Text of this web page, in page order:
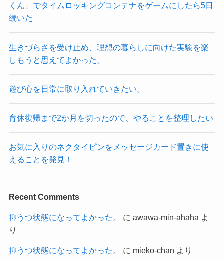
くん」でタイムロッキングコンテナをゲームにしたら5日
続いた
生きづらさを受け止め、理想の暮らしに向けた実験を楽
しもうと思えてよかった。
遊び心を日常に取り入れていきたい。
育休復帰まで2か月を切ったので、やることを整理したい
お気に入りのネクタイピンをメッセージカード置きに使
えることを発見！
Recent Comments
抑うつ状態になってよかった。 に awawa-min-ahaha よ
り
抑うつ状態になってよかった。 に mieko-chan より